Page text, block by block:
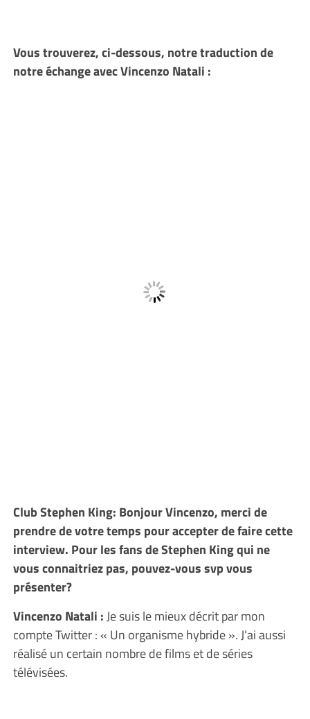
Vous trouverez, ci-dessous, notre traduction de
notre échange avec Vincenzo Natali :
Club Stephen King: Bonjour Vincenzo, merci de
prendre de votre temps pour accepter de faire cette
interview. Pour les fans de Stephen King qui ne
vous connaitriez pas, pouvez-vous svp vous
présenter?
Vincenzo Natali :Je suis le mieux décrit par mon
compte Twitter : « Un organisme hybride ». J’ai aussi
réalisé un certain nombre de films et de séries
télévisées.